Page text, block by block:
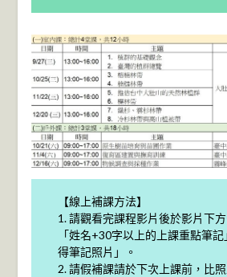
【線上補課方法】
1. 請觀看完課程影片後於影片下
「姓名+30字以上的上課重點筆
得筆記照片」。
2. 請假補課請於下次上課前，比